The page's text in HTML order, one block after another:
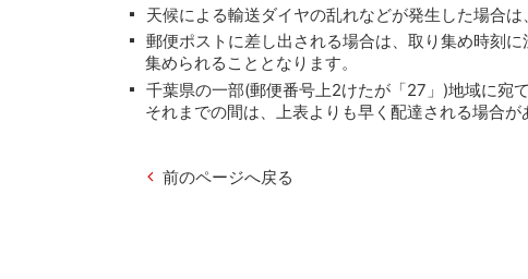
天候による輸送ダイヤの乱れなどが発生した場合
郵便ポストに差し出される場合は、取り集め時刻
集められることとなります。
千葉県の一部(郵便番号上2けたが「27」)地域に宛
それまでの間は、上表よりも早く配達される場合が
前のページへ戻る